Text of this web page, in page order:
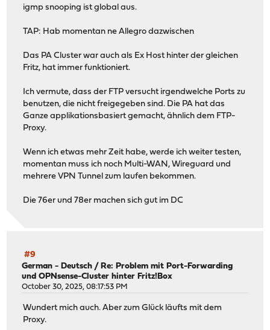
igmp snooping ist global aus.
TAP: Hab momentan ne Allegro dazwischen
Das PA Cluster war auch als Ex Host hinter der gleichen
Fritz, hat immer funktioniert.
Ich vermute, dass der FTP versucht irgendwelche Ports zu
benutzen, die nicht freigegeben sind. Die PA hat das
Ganze applikationsbasiert gemacht, ähnlich dem FTP-
Proxy.
Wenn ich etwas mehr Zeit habe, werde ich weiter testen,
momentan muss ich noch Multi-WAN, Wireguard und
mehrere VPN Tunnel zum laufen bekommen.
Die 76er und 78er machen sich gut im DC
#9
German - Deutsch /Re: Problem mit Port-Forwarding
und OPNsense-Cluster hinter Fritz!Box
October 30, 2025, 08:17:53 PM
Wundert mich auch. Aber zum Glück läufts mit dem
Proxy.